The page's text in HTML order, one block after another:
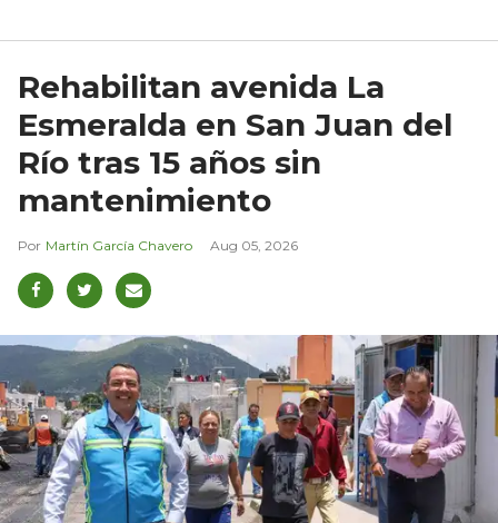
Rehabilitan avenida La
Esmeralda en San Juan del
Río tras 15 años sin
mantenimiento
Martín García Chavero Aug 05, 2026